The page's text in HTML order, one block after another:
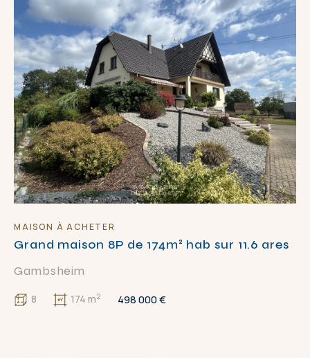
Nombre de pièces
4 5 5+
DPE
C D E
GES
A C D E
FERMER APPLIQUER
MAISON À ACHETER
Grand maison 8P de 174m² hab sur 11.6 ares
Gambsheim
8 174 m2 498 000 €